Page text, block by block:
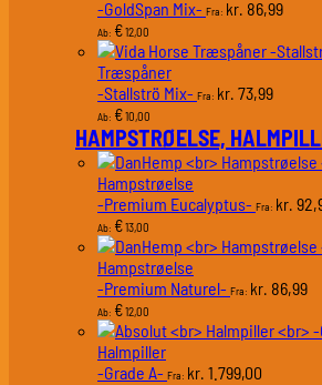
-GoldSpan Mix- Fra: kr. 86,99
Ab: €12,00
Træspåner
-Stallströ Mix- Fra: kr. 73,99
Ab: €10,00
HAMPSTRØELSE,
Hampstrøelse
-Premium Eucalyptus- Fra: kr.
Ab: €13,00
Hampstrøelse
-Premium Naturel- Fra: kr. 86,99
Ab: €12,00
Halmpiller
-Grade A- Fra: kr. 1.799,00